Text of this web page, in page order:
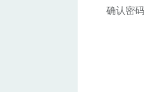
确认密码